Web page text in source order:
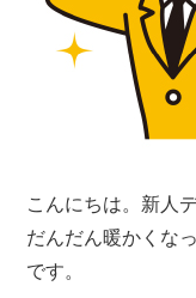
こんにちは。新人
だんだん暖かくな
です。